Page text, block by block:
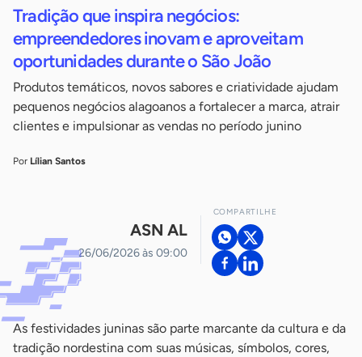
Tradição que inspira negócios:
empreendedores inovam e aproveitam
oportunidades durante o São João
Produtos temáticos, novos sabores e criatividade ajudam
pequenos negócios alagoanos a fortalecer a marca, atrair
clientes e impulsionar as vendas no período junino
Por Lílian Santos
ASN AL
26/06/2026 às 09:00
COMPARTILHE
As festividades juninas são parte marcante da cultura e da
tradição nordestina com suas músicas, símbolos, cores,